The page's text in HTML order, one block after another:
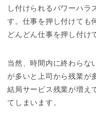
し付けられるパワーハラ
す。仕事を押し付けても
どんどん仕事を押し付け
当然、時間内に終わらな
が多いと上司から残業が
結局サービス残業が増え
てしまいます。